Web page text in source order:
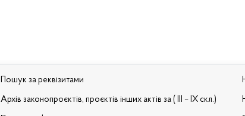
Пошук за реквізитами
Архів законопроєктів, проєктів інших актів за ( III – IX скл.)